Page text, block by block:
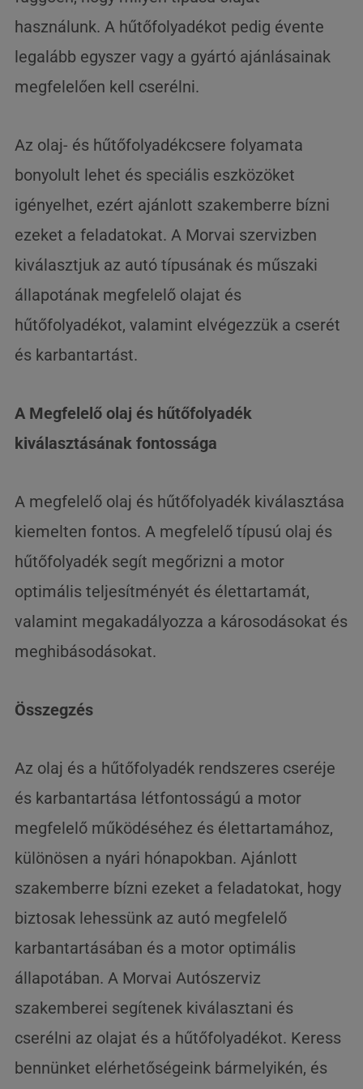
használunk. A hűtőfolyadékot pedig évente
legalább egyszer vagy a gyártó ajánlásainak
megfelelően kell cserélni.
Az olaj- és hűtőfolyadékcsere folyamata
bonyolult lehet és speciális eszközöket
igényelhet, ezért ajánlott szakemberre bízni
ezeket a feladatokat. A Morvai szervizben
kiválasztjuk az autó típusának és műszaki
állapotának megfelelő olajat és
hűtőfolyadékot, valamint elvégezzük a cserét
és karbantartást.
A Megfelelő olaj és hűtőfolyadék
kiválasztásának fontossága
A megfelelő olaj és hűtőfolyadék kiválasztása
kiemelten fontos. A megfelelő típusú olaj és
hűtőfolyadék segít megőrizni a motor
optimális teljesítményét és élettartamát,
valamint megakadályozza a károsodásokat és
meghibásodásokat.
Összegzés
Az olaj és a hűtőfolyadék rendszeres cseréje
és karbantartása létfontosságú a motor
megfelelő működéséhez és élettartamához,
különösen a nyári hónapokban. Ajánlott
szakemberre bízni ezeket a feladatokat, hogy
biztosak lehessünk az autó megfelelő
karbantartásában és a motor optimális
állapotában. A Morvai Autószerviz
szakemberei segítenek kiválasztani és
cserélni az olajat és a hűtőfolyadékot. Keress
bennünket elérhetőségeink bármelyikén, és